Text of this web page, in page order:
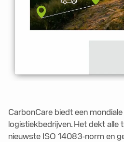
CarbonCare biedt een
logistiekbedrijven. Het dekt
nieuwste ISO 14083-norm en